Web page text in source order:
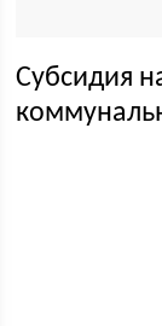
Субсидия